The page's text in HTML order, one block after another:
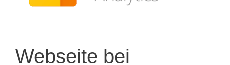
Webseite bei